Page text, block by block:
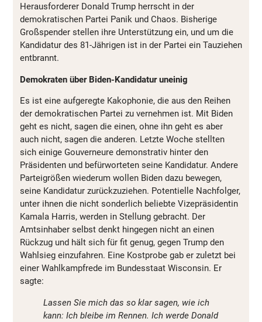
Herausforderer Donald Trump herrscht in der
demokratischen Partei Panik und Chaos. Bisherige
Großspender stellen ihre Unterstützung ein, und um die
Kandidatur des 81-Jährigen ist in der Partei ein Tauziehen
entbrannt.
Demokraten über Biden-Kandidatur uneinig
Es ist eine aufgeregte Kakophonie, die aus den Reihen
der demokratischen Partei zu vernehmen ist. Mit Biden
geht es nicht, sagen die einen, ohne ihn geht es aber
auch nicht, sagen die anderen. Letzte Woche stellten
sich einige Gouverneure demonstrativ hinter den
Präsidenten und befürworteten seine Kandidatur. Andere
Parteigrößen wiederum wollen Biden dazu bewegen,
seine Kandidatur zurückzuziehen. Potentielle Nachfolger,
unter ihnen die nicht sonderlich beliebte Vizepräsidentin
Kamala Harris, werden in Stellung gebracht. Der
Amtsinhaber selbst denkt hingegen nicht an einen
Rückzug und hält sich für fit genug, gegen Trump den
Wahlsieg einzufahren. Eine Kostprobe gab er zuletzt bei
einer Wahlkampfrede im Bundesstaat Wisconsin. Er
sagte:
Lassen Sie mich das so klar sagen, wie ich
kann: Ich bleibe im Rennen. Ich werde Donald